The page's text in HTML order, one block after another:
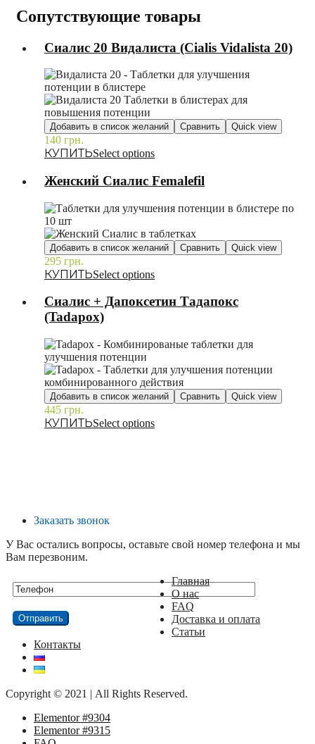
Сопутствующие товары
Сиалис 20 Видалиста (Cialis Vidalista 20)
Добавить в список желаний Сравнить Quick view
140 грн.
Select options
Женский Сиалис Femalefil
Добавить в список желаний Сравнить Quick view
295 грн.
Select options
Сиалис + Дапоксетин Тадапокс
(Tadapox)
Добавить в список желаний Сравнить Quick view
445 грн.
Select options
Заказать звонок
У Вас остались вопросы, оставьте свой номер телефона и мы
Вам перезвоним.
Главная
О нас
FAQ
Доставка и оплата
Статьи
Контакты
Copyright © 2021 | All Rights Reserved.
Elementor #9304
Elementor #9315